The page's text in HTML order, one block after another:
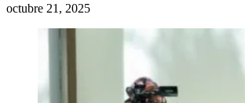
octubre 21, 2025